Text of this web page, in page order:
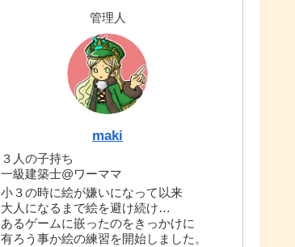
管理人
maki
３人の子持ち
一級建築士@ワーママ
小３の時に絵が嫌いになって以来
大人になるまで絵を避け続け…
あるゲームに嵌ったのをきっかけに
有ろう事か絵の練習を開始しました。